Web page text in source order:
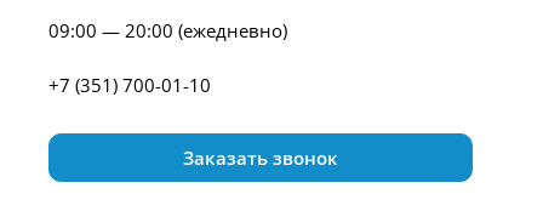
09:00 — 20:00 (ежедневно)
+7 (351) 700-01-10
Заказать звонок